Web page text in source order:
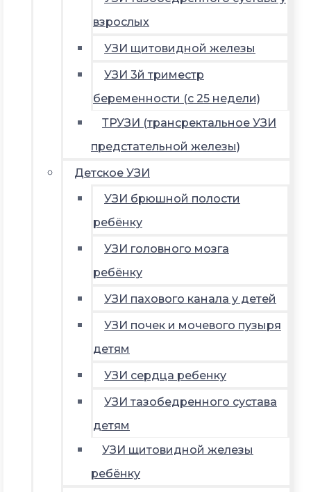
взрослых
УЗИ щитовидной железы
УЗИ 3й триместр
беременности (с 25 недели)
ТРУЗИ (трансректальное УЗИ
предстательной железы)
Детское УЗИ
УЗИ брюшной полости
ребёнку
УЗИ головного мозга
ребёнку
УЗИ пахового канала у детей
УЗИ почек и мочевого пузыря
детям
УЗИ сердца ребенку
УЗИ тазобедренного сустава
детям
УЗИ щитовидной железы
ребёнку